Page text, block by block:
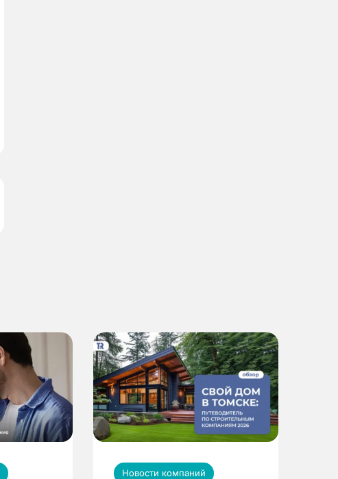
Новости компаний